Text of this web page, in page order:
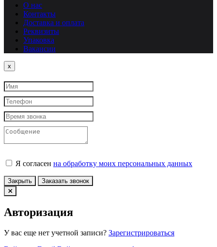
О нас
Контакты
Доставка и оплата
Реквизиты
Упаковка
Вакансии
x
Я согласен на обработку моих персональных данных
Закрыть Заказать звонок
Авторизация
У вас еще нет учетной записи? Зарегистрироваться